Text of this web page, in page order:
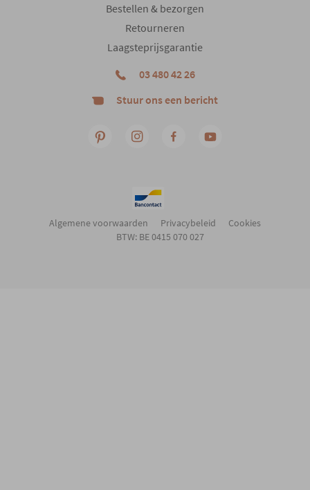
Bestellen & bezorgen
Retourneren
Laagsteprijsgarantie
03 480 42 26
Stuur ons een bericht
Algemene voorwaarden Privacybeleid
Cookies
BTW: BE 0415 070 027